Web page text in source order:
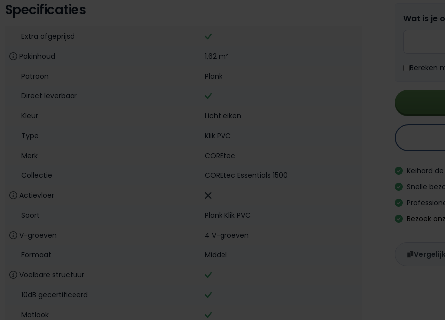
Specificaties
Extra afgeprijsd
Pakinhoud
1,62 m²
Patroon
Plank
Direct leverbaar
Kleur
Licht eiken
Type
Klik PVC
Merk
COREtec
Collectie
COREtec Essentials 1500
Actievloer
Soort
Plank Klik PVC
V-groeven
4 V-groeven
Formaat
Middel
Voelbare structuur
10dB gecertificeerd
Matlook
Wat is je
Bereken
Keihard
Snelle
Bezoek